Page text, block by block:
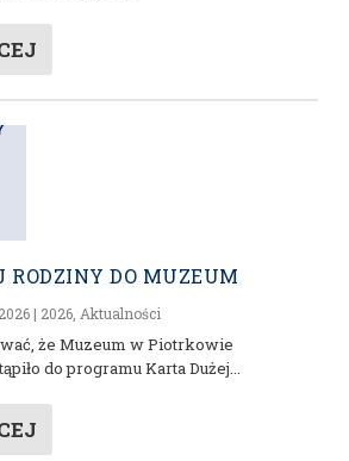
RODZINY DO MUZEUM
| 2026,Aktualności
że Muzeum w Piotrkowie
do programu Karta Dużej...